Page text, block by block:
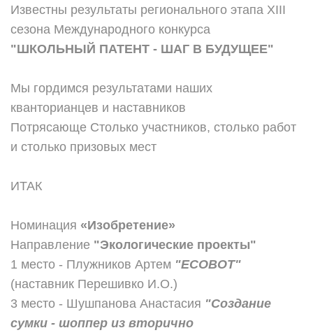
Известны результаты регионального этапа XIII
cезона Международного конкурса
"ШКОЛЬНЫЙ ПАТЕНТ - ШАГ В БУДУЩЕЕ"
Мы гордимся результатами наших
кванторианцев и наставников
Потрясающе Столько участников, столько работ
и столько призовых мест
ИТАК
Номинация «Изобретение»
Направление "Экологические проекты"
1 место - Плужников Артем "ECOBOT"
(наставник Перешивко И.О.)
3 место - Шушпанова Анастасия "Создание
сумки - шоппер из вторично